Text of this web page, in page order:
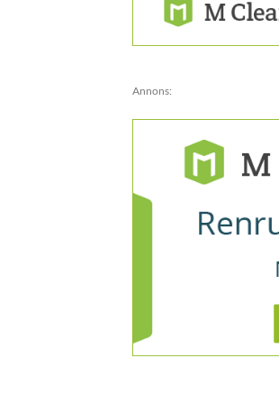
Annons: